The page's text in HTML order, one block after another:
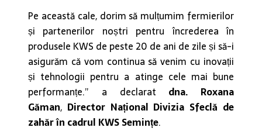
Pe această cale, dorim să mulțumim fermierilor
și partenerilor noștri pentru încrederea în
produsele KWS de peste 20 de ani de zile și să-i
asigurăm că vom continua să venim cu inovații
și tehnologii pentru a atinge cele mai bune
performanțe.” a declarat dna.
Roxana
Găman, Director Național Divizia Sfeclă de
zahăr în cadrul KWS Semințe.